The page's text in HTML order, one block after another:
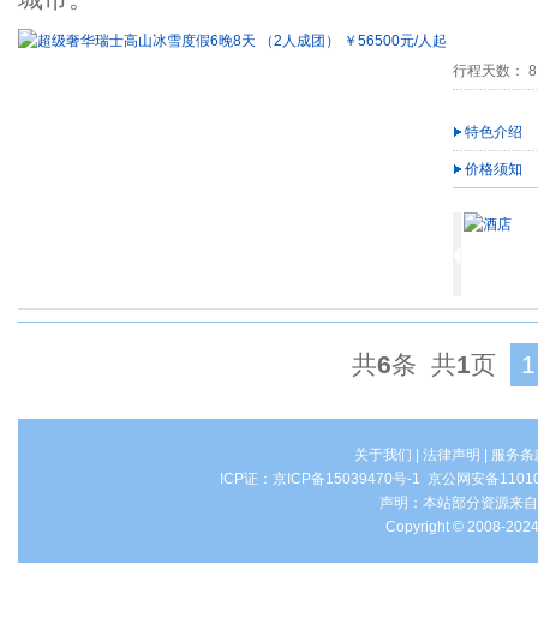
行程天数：
特色介绍
价格须知
共6条 共1页 1
关于我们 法律声明
服务条
ICP证： 京ICP备15039470号-1 京公网安备
声明：本站部分资源来
Copyright © 2008-